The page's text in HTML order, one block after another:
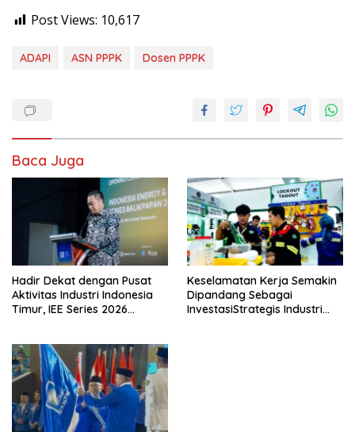
Post Views: 10,617
ADAPI ASN PPPK Dosen PPPK
Baca Juga
Hadir Dekat dengan Pusat
Aktivitas Industri Indonesia
Timur, IEE Series 2026
Keselamatan Kerja Semakin
Dipandang Sebagai
InvestasiStrategis Industri